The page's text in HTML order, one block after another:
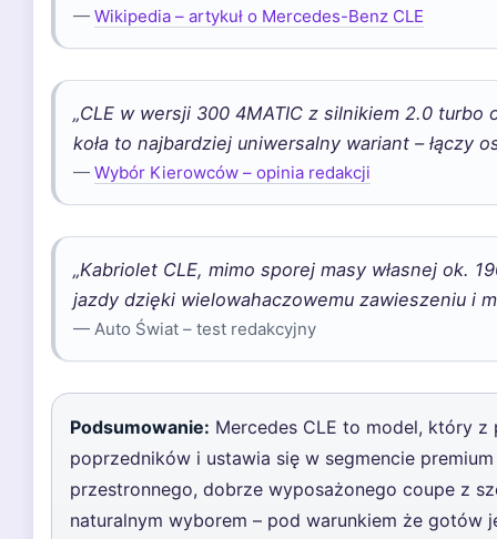
— Wikipedia – artykuł o Mercedes-Benz CLE
„CLE w wersji 300 4MATIC z silnikiem 2.0
koła to najbardziej uniwersalny wariant – łączy
— Wybór Kierowców – opinia redakcji
„Kabriolet CLE, mimo sporej masy własnej ok.
jazdy dzięki wielowahaczowemu zawieszeniu i
— Auto Świat – test redakcyjny
Podsumowanie: Mercedes CLE to model, który
poprzedników i ustawia się w segmencie
przestronnego, dobrze wyposażonego coupe z
naturalnym wyborem – pod warunkiem że gotów